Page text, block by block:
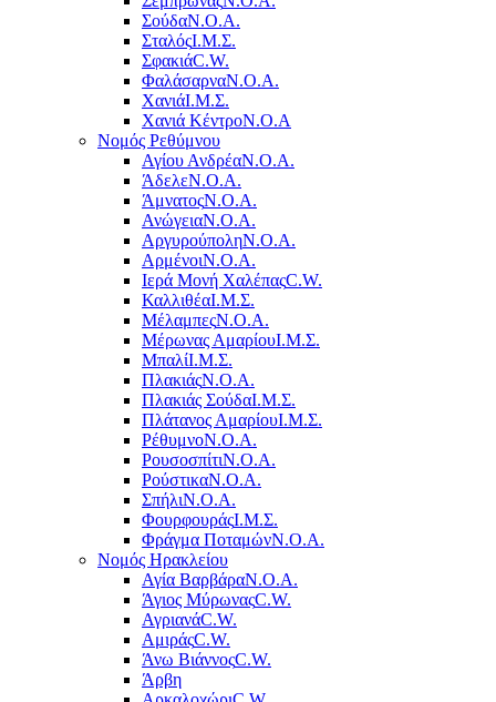
ΣούδαΝ.Ο.Α.
ΣταλόςΙ.Μ.Σ.
ΣφακιάC.W.
ΦαλάσαρναΝ.Ο.Α.
ΧανιάΙ.Μ.Σ.
Χανιά ΚέντροN.O.A
Νομός Ρεθύμνου
Αγίου ΑνδρέαΝ.Ο.Α.
ΆδελεΝ.Ο.Α.
ΆμνατοςΝ.Ο.Α.
ΑνώγειαΝ.Ο.Α.
ΑργυρούποληΝ.Ο.Α.
ΑρμένοιΝ.Ο.Α.
Ιερά Μονή ΧαλέπαςC.W.
ΚαλλιθέαΙ.Μ.Σ.
ΜέλαμπεςΝ.Ο.Α.
Μέρωνας ΑμαρίουΙ.Μ.Σ.
ΜπαλίΙ.Μ.Σ.
ΠλακιάςΝ.Ο.Α.
Πλακιάς ΣούδαΙ.Μ.Σ.
Πλάτανος ΑμαρίουΙ.Μ.Σ.
ΡέθυμνοΝ.Ο.Α.
ΡουσοσπίτιΝ.Ο.Α.
ΡούστικαΝ.Ο.Α.
ΣπήλιΝ.Ο.Α.
ΦουρφουράςΙ.Μ.Σ.
Φράγμα ΠοταμώνΝ.Ο.Α.
Νομός Ηρακλείου
Αγία ΒαρβάραΝ.Ο.Α.
Άγιος ΜύρωναςC.W.
ΑγριανάC.W.
ΑμιράςC.W.
Άνω ΒιάννοςC.W.
Άρβη